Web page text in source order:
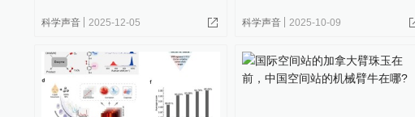
科学声音 2025-12-05 科学声音 2025-10-09